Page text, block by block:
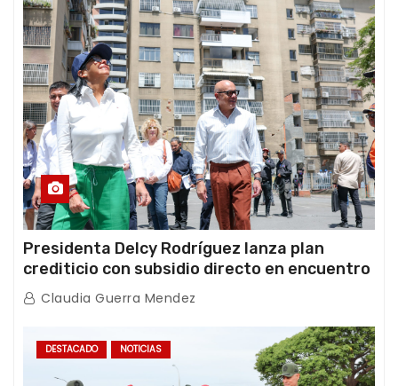
Presidenta Delcy Rodríguez lanza plan
crediticio con subsidio directo en encuentro
con Juntas de Condominio
Claudia Guerra Mendez
DESTACADO NOTICIAS